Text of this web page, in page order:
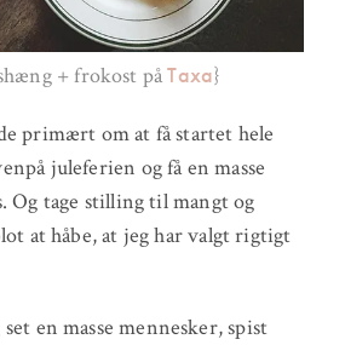
+ frokost påTaxa}
primært om at få startet hele
juleferien og få en masse
Og tage stilling til mangt og
at håbe, at jeg har valgt rigtigt
en masse mennesker, spist